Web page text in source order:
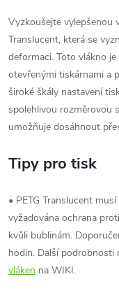
Vyzkoušejte vylepšenou
Translucent, která se
deformaci. Toto vlákno
otevřenými tiskárnami a
široké škály nastavení
spolehlivou rozměrovou
umožňuje dosáhnout
Tipy pro tisk
• PETG Translucent
vyžadována ochrana
kvůli bublinám.
hodin. Další podrobnosti
vláken na WIKI.